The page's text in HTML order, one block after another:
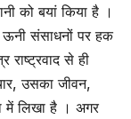
को बयां किया है ।
संसाधनों पर हक
राष्ट्रवाद से ही
उसका जीवन,
में लिखा है । अगर